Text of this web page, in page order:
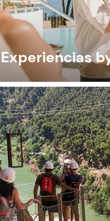
Experiencias